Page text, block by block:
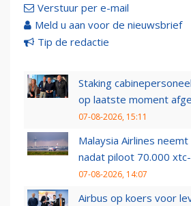
Verstuur per e-mail
Meld u aan voor de nieuwsbrief
Tip de redactie
Staking
op laatste moment
07-08-2026, 15:11
Malaysia Airlines
nadat piloot 70.000
07-08-2026, 14:07
Airbus op koers voor